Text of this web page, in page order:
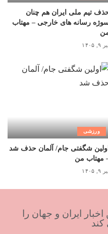
تیم ملی ایران هم چنان
رسانه های خارجی – مهتاب
۱۴۰۵
ورزشی
اولین شگفتی جام/ آلمان حذف شد
مهتاب من
۱۴۰۵
ایران و جهان را